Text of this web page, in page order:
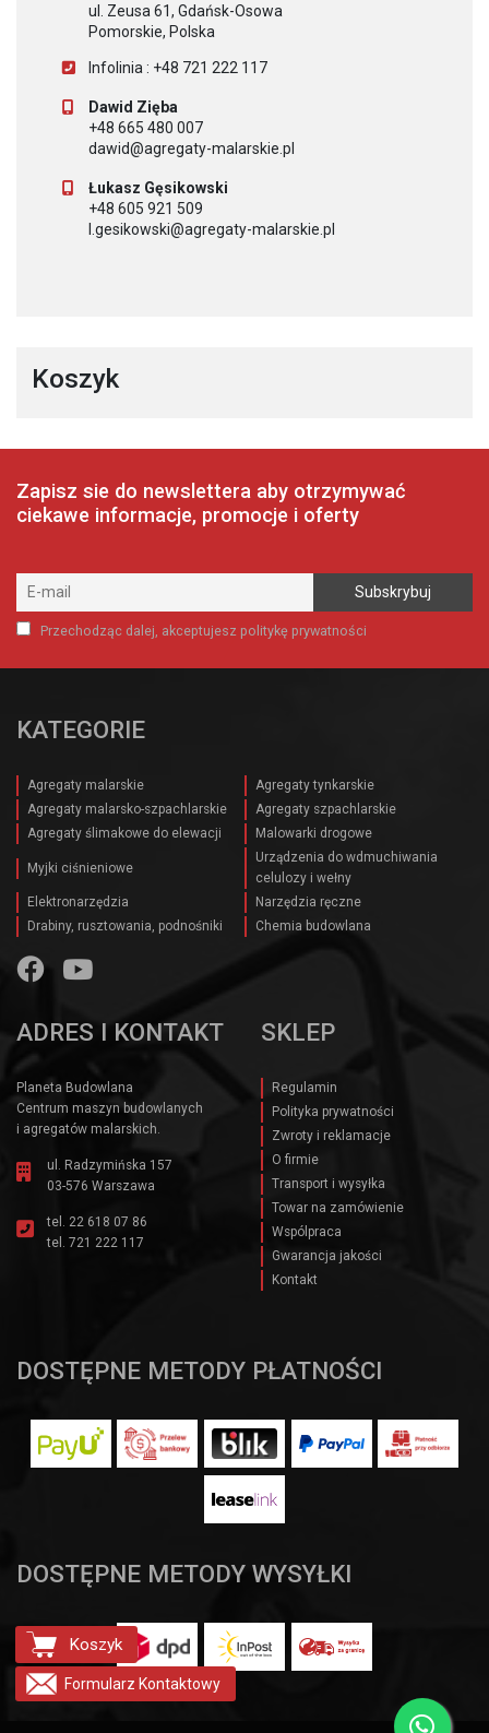
ul. Zeusa 61, Gdańsk-Osowa
Pomorskie, Polska
Infolinia : +48 721 222 117
Dawid Zięba
+48 665 480 007
dawid@agregaty-malarskie.pl
Łukasz Gęsikowski
+48 605 921 509
l.gesikowski@agregaty-malarskie.pl
Koszyk
Zapisz sie do newslettera aby otrzymywać
ciekawe informacje, promocje i oferty
Przechodząc dalej, akceptujesz politykę prywatności
KATEGORIE
Agregaty malarskie
Agregaty tynkarskie
Agregaty malarsko-szpachlarskie
Agregaty szpachlarskie
Agregaty ślimakowe do elewacji
Malowarki drogowe
Myjki ciśnieniowe
Urządzenia do wdmuchiwania
celulozy i wełny
Elektronarzędzia
Narzędzia ręczne
Drabiny, rusztowania, podnośniki
Chemia budowlana
ADRES I KONTAKT
Planeta Budowlana
Centrum maszyn budowlanych
i agregatów malarskich.
ul. Radzymińska 157
03-576 Warszawa
tel. 22 618 07 86
tel. 721 222 117
SKLEP
Regulamin
Polityka prywatności
Zwroty i reklamacje
O firmie
Transport i wysyłka
Towar na zamówienie
Wspólpraca
Gwarancja jakości
Kontakt
DOSTĘPNE METODY PŁATNOŚCI
DOSTĘPNE METODY WYSYŁKI
Formularz Kontaktowy
Koszyk